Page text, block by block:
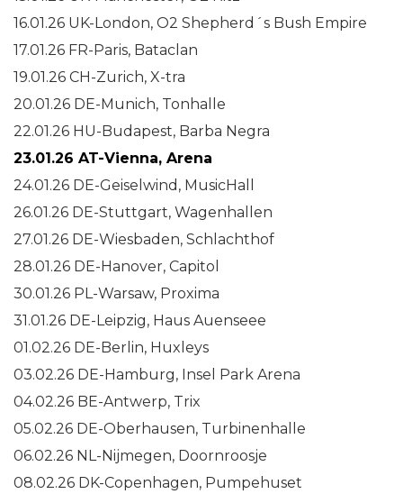
16.01.26 UK-London, O2 Shepherd´s Bush Empire
17.01.26 FR-Paris, Bataclan
19.01.26 CH-Zurich, X-tra
20.01.26 DE-Munich, Tonhalle
22.01.26 HU-Budapest, Barba Negra
23.01.26 AT-Vienna, Arena
24.01.26 DE-Geiselwind, MusicHall
26.01.26 DE-Stuttgart, Wagenhallen
27.01.26 DE-Wiesbaden, Schlachthof
28.01.26 DE-Hanover, Capitol
30.01.26 PL-Warsaw, Proxima
31.01.26 DE-Leipzig, Haus Auenseee
01.02.26 DE-Berlin, Huxleys
03.02.26 DE-Hamburg, Insel Park Arena
04.02.26 BE-Antwerp, Trix
05.02.26 DE-Oberhausen, Turbinenhalle
06.02.26 NL-Nijmegen, Doornroosje
08.02.26 DK-Copenhagen, Pumpehuset